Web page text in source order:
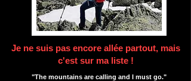
Je ne suis pas encore allée partout, mais
c'est sur ma liste !
"The mountains are calling and I must go."